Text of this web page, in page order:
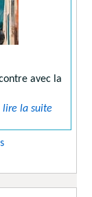
avec la
lire la suite